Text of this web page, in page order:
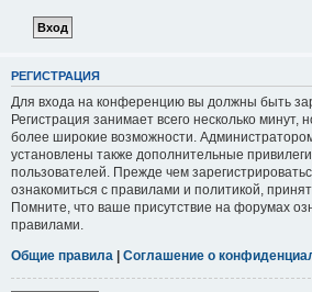
РЕГИСТРАЦИЯ
Для входа на конференцию вы должны быть
Регистрация занимает всего несколько минут,
более широкие возможности.
установлены также дополнительные
пользователей. Прежде чем
ознакомиться с правилами и политикой,
Помните, что ваше присутствие на форумах
правилами.
Общие правила | Соглашение о